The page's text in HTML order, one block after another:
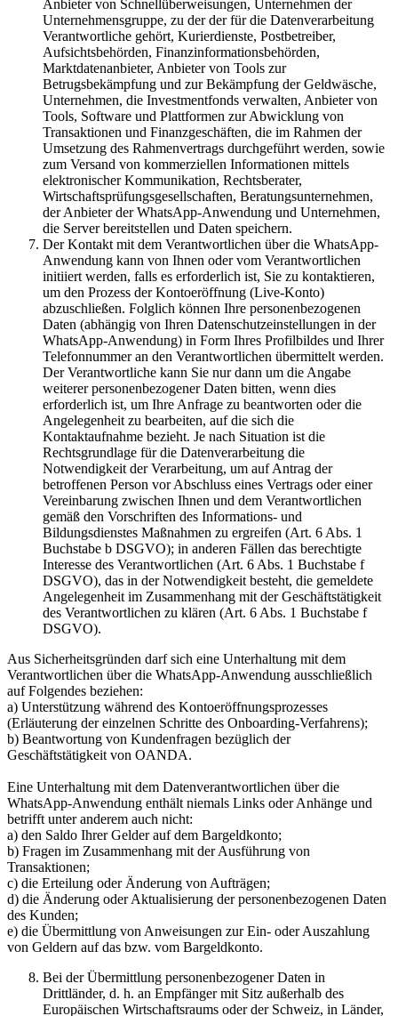
Anbieter von Schnellüberweisungen, Unternehmen der
Unternehmensgruppe, zu der der für die Datenverarbeitung
Verantwortliche gehört, Kurierdienste, Postbetreiber,
Aufsichtsbehörden, Finanzinformationsbehörden,
Marktdatenanbieter, Anbieter von Tools zur
Betrugsbekämpfung und zur Bekämpfung der Geldwäsche,
Unternehmen, die Investmentfonds verwalten, Anbieter von
Tools, Software und Plattformen zur Abwicklung von
Transaktionen und Finanzgeschäften, die im Rahmen der
Umsetzung des Rahmenvertrags durchgeführt werden, sowie
zum Versand von kommerziellen Informationen mittels
elektronischer Kommunikation, Rechtsberater,
Wirtschaftsprüfungsgesellschaften, Beratungsunternehmen,
der Anbieter der WhatsApp-Anwendung und Unternehmen,
die Server bereitstellen und Daten speichern.
Der Kontakt mit dem Verantwortlichen über die WhatsApp-
Anwendung kann von Ihnen oder vom Verantwortlichen
initiiert werden, falls es erforderlich ist, Sie zu kontaktieren,
um den Prozess der Kontoeröffnung (Live-Konto)
abzuschließen. Folglich können Ihre personenbezogenen
Daten (abhängig von Ihren Datenschutzeinstellungen in der
WhatsApp-Anwendung) in Form Ihres Profilbildes und Ihrer
Telefonnummer an den Verantwortlichen übermittelt werden.
Der Verantwortliche kann Sie nur dann um die Angabe
weiterer personenbezogener Daten bitten, wenn dies
erforderlich ist, um Ihre Anfrage zu beantworten oder die
Angelegenheit zu bearbeiten, auf die sich die
Kontaktaufnahme bezieht. Je nach Situation ist die
Rechtsgrundlage für die Datenverarbeitung die
Notwendigkeit der Verarbeitung, um auf Antrag der
betroffenen Person vor Abschluss eines Vertrags oder einer
Vereinbarung zwischen Ihnen und dem Verantwortlichen
gemäß den Vorschriften des Informations- und
Bildungsdienstes Maßnahmen zu ergreifen (Art. 6 Abs. 1
Buchstabe b DSGVO); in anderen Fällen das berechtigte
Interesse des Verantwortlichen (Art. 6 Abs. 1 Buchstabe f
DSGVO), das in der Notwendigkeit besteht, die gemeldete
Angelegenheit im Zusammenhang mit der Geschäftstätigkeit
des Verantwortlichen zu klären (Art. 6 Abs. 1 Buchstabe f
DSGVO).
Aus Sicherheitsgründen darf sich eine Unterhaltung mit dem
Verantwortlichen über die WhatsApp-Anwendung ausschließlich
auf Folgendes beziehen:
a) Unterstützung während des Kontoeröffnungsprozesses
(Erläuterung der einzelnen Schritte des Onboarding-Verfahrens);
b) Beantwortung von Kundenfragen bezüglich der
Geschäftstätigkeit von OANDA.
Eine Unterhaltung mit dem Datenverantwortlichen über die
WhatsApp-Anwendung enthält niemals Links oder Anhänge und
betrifft unter anderem auch nicht:
a) den Saldo Ihrer Gelder auf dem Bargeldkonto;
b) Fragen im Zusammenhang mit der Ausführung von
Transaktionen;
c) die Erteilung oder Änderung von Aufträgen;
d) die Änderung oder Aktualisierung der personenbezogenen Daten
des Kunden;
e) die Übermittlung von Anweisungen zur Ein- oder Auszahlung
von Geldern auf das bzw. vom Bargeldkonto.
Bei der Übermittlung personenbezogener Daten in
Drittländer, d. h. an Empfänger mit Sitz außerhalb des
Europäischen Wirtschaftsraums oder der Schweiz, in Länder,